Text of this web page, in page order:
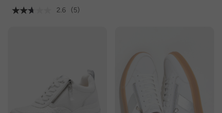
2.6
(5)